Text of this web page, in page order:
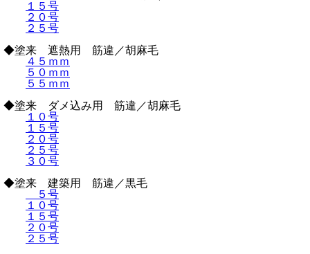
１５号
２０号
２５号
◆塗来 遮熱用 筋違／胡麻毛
４５ｍｍ
５０ｍｍ
５５ｍｍ
◆塗来 ダメ込み用 筋違／胡麻毛
１０号
１５号
２０号
２５号
３０号
◆塗来 建築用 筋違／黒毛
５号
１０号
１５号
２０号
２５号